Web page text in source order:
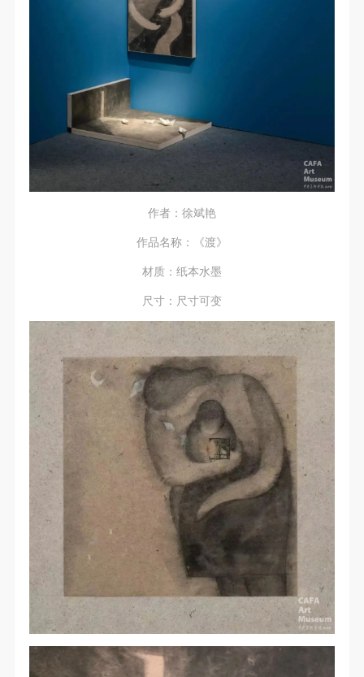
作者：徐斌艳
作品名称：《渡》
材质：纸本水墨
尺寸：尺寸可变